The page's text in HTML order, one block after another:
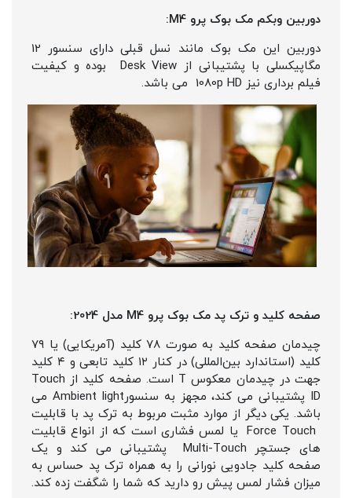
دوربین وبکم مک بوک پرو M4:
دوربین این مک بوک مانند نسل قبلی دارای سنسور 12
مگاپیکسلی با پشتیبانی از Desk View بوده و کیفیت
فیلم برداری نیز 1080p HD می باشد.
صفحه کلید و ترک پد مک بوک پرو M4 مدل 2024:
چیدمان صفحه کلید به صورت ۷۸ کلید (آمریکایی) یا ۷۹
کلید (استاندارد بین‌المللی) در کنار ۱۲ کلید تابعی و ۴ کلید
جهت در چیدمان معکوس T است. صفحه کلید از Touch
ID پشتیبانی می کند، مجهز به سنسورAmbient light می
باشد. یکی دیگر از موارد مثبت مربوط به ترک پد با قابلیت
Force Touch یا لمس فشاری است که از انواع قابلیت
های جستچر Multi-Touch پشتیبانی می کند و یک
صفحه کلید جادویی نورانی را به همراه ترک پد حساس به
میزان فشار لمس پیش رو دارید که شما را شگفت زده کند.